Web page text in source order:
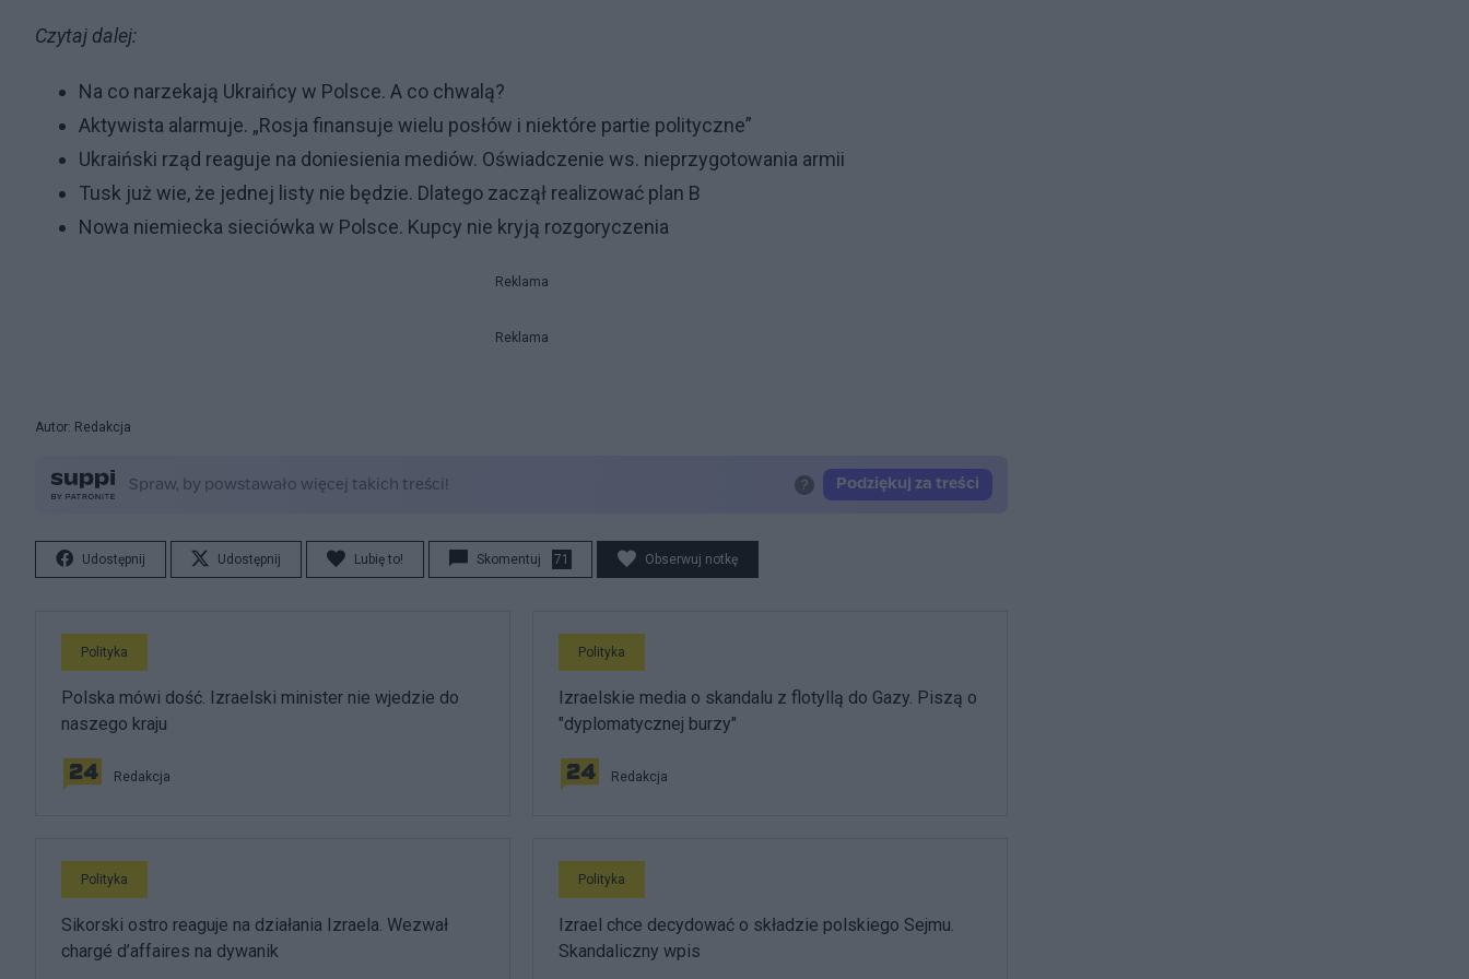
Czytaj dalej:
Na co narzekają Ukraińcy w Polsce. A co chwalą?
Aktywista alarmuje. „Rosja finansuje wielu posłów i niektóre partie polityczne”
Ukraiński rząd reaguje na doniesienia mediów. Oświadczenie ws. nieprzygotowania armii
Tusk już wie, że jednej listy nie będzie. Dlatego zaczął realizować plan B
Nowa niemiecka sieciówka w Polsce. Kupcy nie kryją rozgoryczenia
Reklama
Reklama
Autor: Redakcja
Udostępnij Udostępnij Lubię to! Skomentuj 71 Obserwuj notkę
Polityka
Polska mówi dość. Izraelski minister nie wjedzie do
naszego kraju
Redakcja
Polityka
Izraelskie media o skandalu z flotyllą do Gazy. Piszą o
"dyplomatycznej burzy"
Redakcja
Polityka
Sikorski ostro reaguje na działania Izraela. Wezwał
chargé d’affaires na dywanik
Polityka
Izrael chce decydować o składzie polskiego Sejmu.
Skandaliczny wpis